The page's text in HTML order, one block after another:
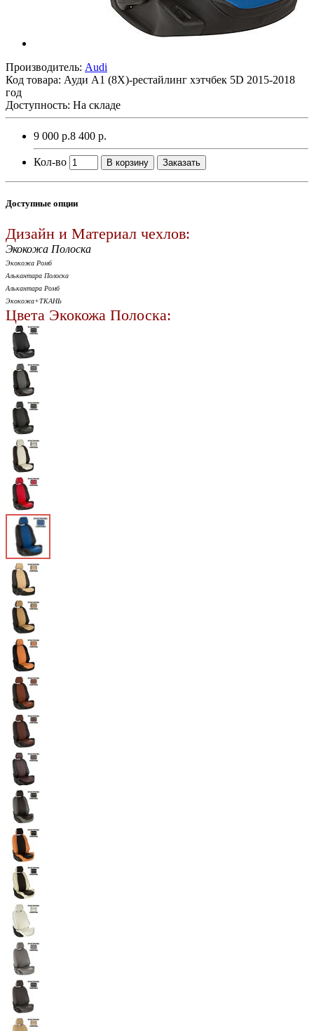
Производитель: Audi
Код товара: Ауди А1 (8Х)-рестайлинг хэтчбек 5D 2015-2018
год
Доступность: На складе
9 000 р.8 400 р.
Кол-во В корзину Заказать
Доступные опции
Дизайн и Материал чехлов:
Экокожа Полоска
Экокожа Ромб
Алькантара Полоска
Алькантара Ромб
Экокожа+ТКАНЬ
Цвета Экокожа Полоска: